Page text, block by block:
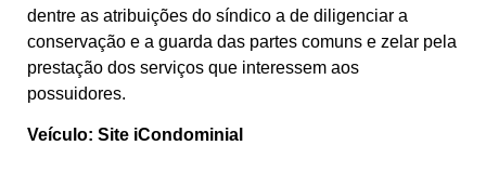
dentre as atribuições do síndico a de diligenciar a
conservação e a guarda das partes comuns e zelar pela
prestação dos serviços que interessem aos
possuidores.
Veículo: Site iCondominial